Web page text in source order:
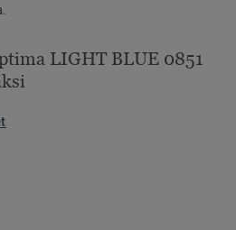
LIGHT BLUE 0851